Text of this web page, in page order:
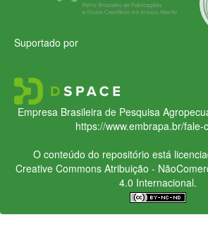
Suportado por
Empresa Brasileira de Pesquisa
https://www.embrapa.br/fale-
O conteúdo do repositório está
Creative CommonsAtribuição -
4.0 Internacional.